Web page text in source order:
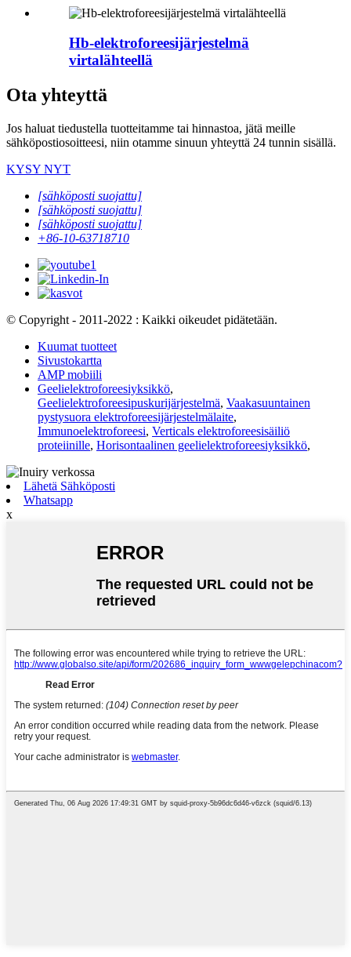
Hb-elektroforeesijärjestelmä
virtalähteellä
Ota yhteyttä
Jos haluat tiedustella tuotteitamme tai hinnastoa, jätä meille
sähköpostiosoitteesi, niin otamme sinuun yhteyttä 24 tunnin sisällä.
KYSY NYT
[sähköposti suojattu]
[sähköposti suojattu]
[sähköposti suojattu]
+86-10-63718710
© Copyright - 2011-2022 : Kaikki oikeudet pidätetään.
Kuumat tuotteet
Sivustokartta
AMP mobiili
Geelielektroforeesiyksikkö,
Geelielektroforeesipuskurijärjestelmä, Vaakasuuntainen
pystysuora elektroforeesijärjestelmälaite,
Immunoelektroforeesi, Verticals elektroforeesisäiliö
proteiinille, Horisontaalinen geelielektroforeesiyksikkö,
Lähetä Sähköposti
Whatsapp
x